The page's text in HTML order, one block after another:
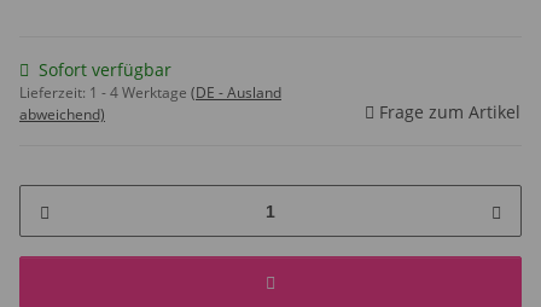
Sofort verfügbar
Lieferzeit: 1 - 4 Werktage (DE - Ausland
abweichend)
Frage zum Artikel